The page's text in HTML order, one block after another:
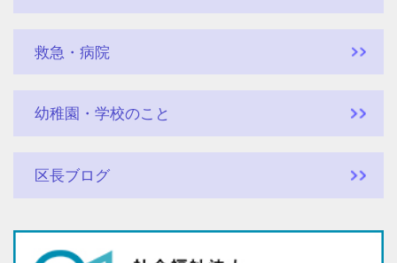
救急・病院
幼稚園・学校のこと
区長ブログ